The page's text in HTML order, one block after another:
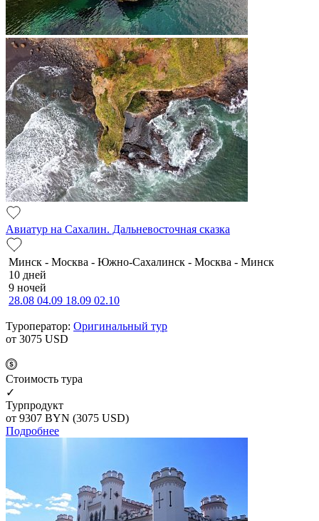
Авиатур на Сахалин. Дальневосточная сказка
Минск - Москва - Южно-Сахалинск - Москва - Минск
10 дней
9 ночей
28.08 04.09 18.09 02.10
Туроператор: Оригинальный тур
от 3075 USD
Cтоимость тура
✓
Турпродукт
от 9307 BYN (3075 USD)
Подробнее